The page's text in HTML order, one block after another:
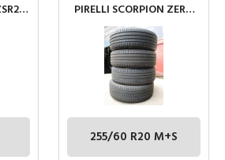
PIRELLI SCORPION ZERO
255/60R20 113V M+S
255/60 R20 M+S